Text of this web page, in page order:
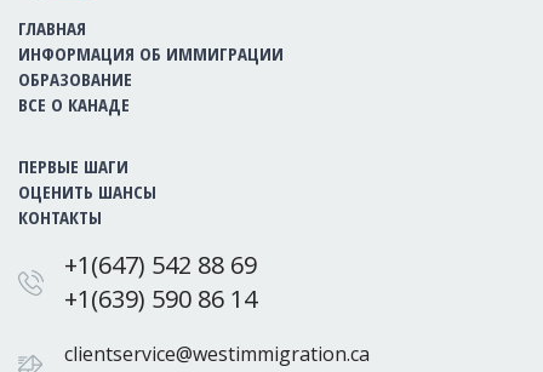
ГЛАВНАЯ
ИНФОРМАЦИЯ ОБ ИММИГРАЦИИ
ОБРАЗОВАНИЕ
ВСЕ О КАНАДЕ
ПЕРВЫЕ ШАГИ
ОЦЕНИТЬ ШАНСЫ
КОНТАКТЫ
+1(647) 542 88 69
+1(639) 590 86 14
clientservice@westimmigration.ca